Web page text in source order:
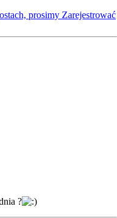
prosimy Zarejestrować
?